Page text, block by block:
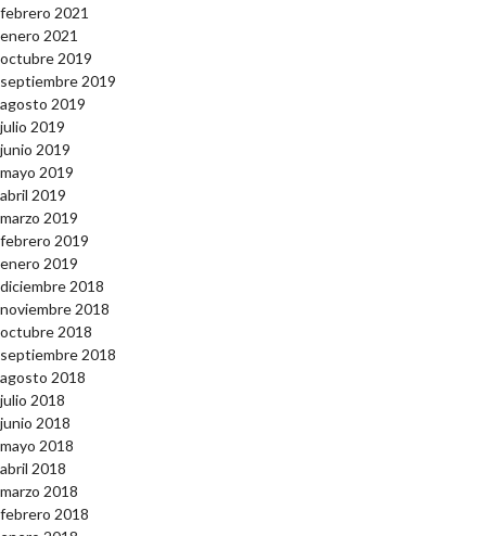
febrero 2021
enero 2021
octubre 2019
septiembre 2019
agosto 2019
julio 2019
junio 2019
mayo 2019
abril 2019
marzo 2019
febrero 2019
enero 2019
diciembre 2018
noviembre 2018
octubre 2018
septiembre 2018
agosto 2018
julio 2018
junio 2018
mayo 2018
abril 2018
marzo 2018
febrero 2018